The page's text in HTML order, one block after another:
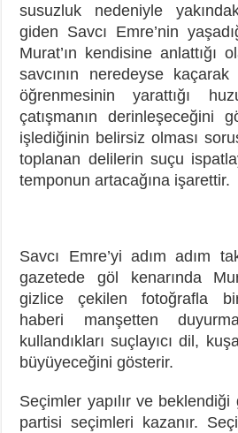
susuzluk nedeniyle
giden Savcı Emre’nin
Murat’ın kendisine anlattığı
savcının neredeyse
öğrenmesinin yarattığı
çatışmanın derinleşeceğini
işlediğinin belirsiz olması
toplanan delilerin suçu
temponun artacağına işarettir.
Savcı Emre’yi adım adım
gazetede göl kenarında
gizlice çekilen fotoğrafla
haberi manşetten
kullandıkları suçlayıcı dil,
büyüyeceğini gösterir.
Seçimler yapılır ve beklendiği
partisi seçimleri kazanır.